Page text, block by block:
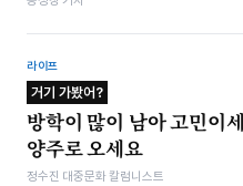
라이프
거기 가봤어?
방학이 많이 남아 고민이
양주로 오세요
정수진 대중문화 칼럼니스트